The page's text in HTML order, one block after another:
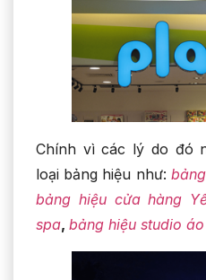
Chính vì các lý do đó
loại bảng hiệu như:
bảng hiệu cửa hàng
spa, bảng hiệu studio